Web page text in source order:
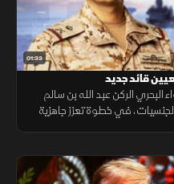
01:33
قائد جديد
البحري الركن عبد الله بن سالم
في خطوة تعزز جاهزية